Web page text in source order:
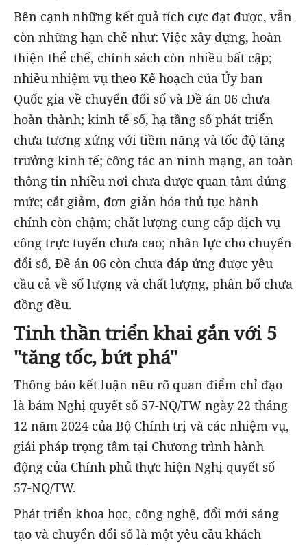
Bên cạnh những kết quả tích cực đạt được, vẫn
còn những hạn chế như: Việc xây dựng, hoàn
thiện thể chế, chính sách còn nhiều bất cập;
nhiều nhiệm vụ theo Kế hoạch của Ủy ban
Quốc gia về chuyển đổi số và Đề án 06 chưa
hoàn thành; kinh tế số, hạ tầng số phát triển
chưa tương xứng với tiềm năng và tốc độ tăng
trưởng kinh tế; công tác an ninh mạng, an toàn
thông tin nhiều nơi chưa được quan tâm đúng
mức; cắt giảm, đơn giản hóa thủ tục hành
chính còn chậm; chất lượng cung cấp dịch vụ
công trực tuyến chưa cao; nhân lực cho chuyển
đổi số, Đề án 06 còn chưa đáp ứng được yêu
cầu cả về số lượng và chất lượng, phân bổ chưa
đồng đều.
Tinh thần triển khai gắn với 5
"tăng tốc, bứt phá"
Thông báo kết luận nêu rõ quan điểm chỉ đạo
là bám Nghị quyết số 57-NQ/TW ngày 22 tháng
12 năm 2024 của Bộ Chính trị và các nhiệm vụ,
giải pháp trọng tâm tại Chương trình hành
động của Chính phủ thực hiện Nghị quyết số
57-NQ/TW.
Phát triển khoa học, công nghệ, đổi mới sáng
tạo và chuyển đổi số là một yêu cầu khách